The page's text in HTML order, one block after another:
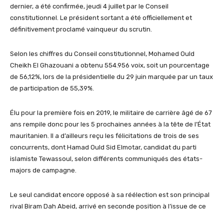
dernier, a été confirmée, jeudi 4 juillet par le Conseil
constitutionnel. Le président sortant a été officiellement et
définitivement proclamé vainqueur du scrutin.
Selon les chiffres du Conseil constitutionnel, Mohamed Ould
Cheikh El Ghazouani a obtenu 554.956 voix, soit un pourcentage
de 56,12%, lors de la présidentielle du 29 juin marquée par un taux
de participation de 55,39%.
Élu pour la première fois en 2019, le militaire de carrière âgé de 67
ans rempile donc pour les 5 prochaines années à la tête de l’État
mauritanien. Il a d’ailleurs reçu les félicitations de trois de ses
concurrents, dont Hamad Ould Sid Elmotar, candidat du parti
islamiste Tewassoul, selon différents communiqués des états-
majors de campagne.
Le seul candidat encore opposé à sa réélection est son principal
rival Biram Dah Abeid, arrivé en seconde position à l’issue de ce